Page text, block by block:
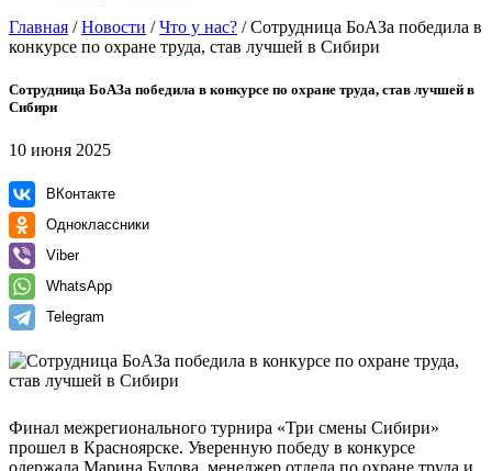
Главная /Новости /Что у нас? /Сотрудница БоАЗа победила в
конкурсе по охране труда, став лучшей в Сибири
Сотрудница БоАЗа победила в конкурсе по охране труда, став лучшей в
Сибири
10 июня 2025
ВКонтакте
Одноклассники
Viber
WhatsApp
Telegram
Финал межрегионального турнира «Три смены Сибири»
прошел в Красноярске. Уверенную победу в конкурсе